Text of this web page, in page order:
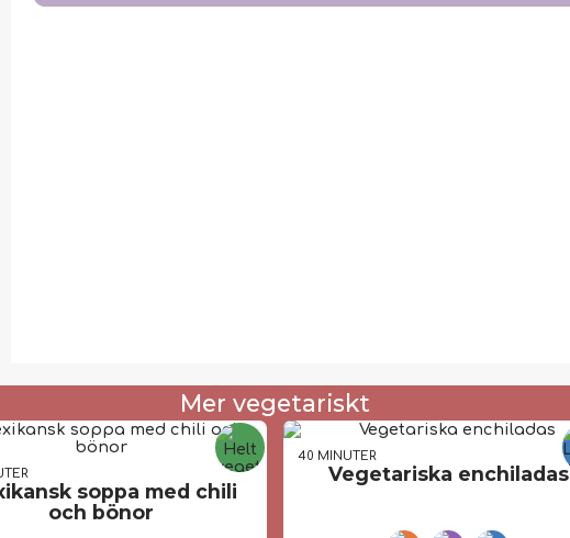
Mer vegetariskt
soppa med chili
och bönor
40 MINUTER
Vegetariska enchiladas